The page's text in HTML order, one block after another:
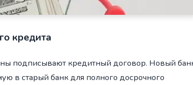
кредита
подписывают кредитный договор. Новый
в старый банк для полного досрочного